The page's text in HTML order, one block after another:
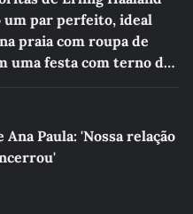
um par perfeito, ideal
praia com roupa de
uma festa com terno de
Paula: 'Nossa relação